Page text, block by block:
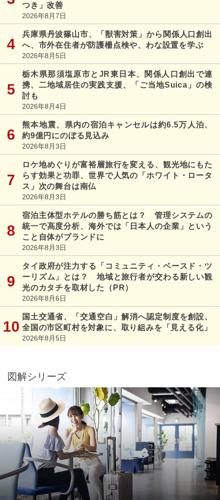
つき」改善
2026年8月7日
兵庫県丹波篠山市、「獣害対策」から関係人口創出
へ、市外在住者が防護柵点検や、わな設置を学ぶ
2026年8月5日
栃木県那須塩原市とJR東日本、関係人口創出で連
携、二地域居住の実践支援、「ご当地Suica」の検
討も
2026年8月4日
熊本地震、県内の宿泊キャンセルは約6.5万人泊、
約9億円にのぼる見込み
2026年8月3日
ロケ地めぐりが富裕層旅行を変える、観光地にもた
らす効果と功罪、世界で人気の「ホワイト・ロータ
ス」次の舞台は南仏
2026年8月3日
宿泊主体型ホテルの勝ち筋とは？ 管理システムの
統一で高度分析、海外では「日本人の企業」という
こと自体がブランドに
2026年8月3日
タイ政府が注力する「コミュニティ・ベースド・ツ
ーリズム」とは？ 地域と旅行者が交わる新しい観
光のカタチを取材した（PR）
2026年8月6日
国土交通省、「交通空白」解消へ認定制度を創設、
全国の市区町村を対象に、取り組みを「見える化」
2026年8月5日
図解シリーズ